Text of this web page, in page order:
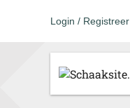
Login / Registreer